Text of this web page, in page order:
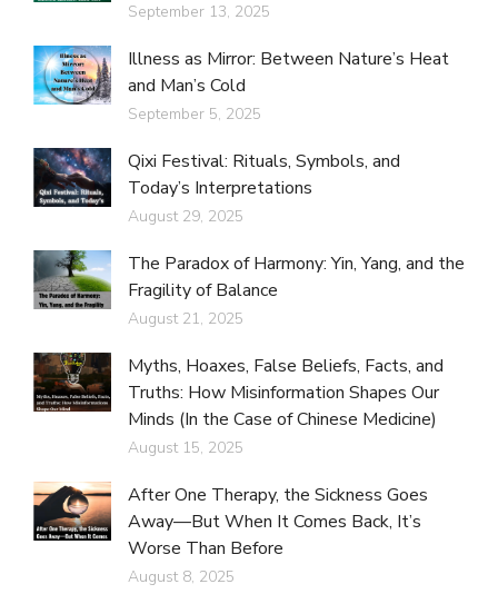
September 13, 2025
Illness as Mirror: Between Nature’s Heat
and Man’s Cold
September 5, 2025
Qixi Festival: Rituals, Symbols, and
Today’s Interpretations
August 29, 2025
The Paradox of Harmony: Yin, Yang, and the
Fragility of Balance
August 21, 2025
Myths, Hoaxes, False Beliefs, Facts, and
Truths: How Misinformation Shapes Our
Minds (In the Case of Chinese Medicine)
August 15, 2025
After One Therapy, the Sickness Goes
Away—But When It Comes Back, It’s
Worse Than Before
August 8, 2025